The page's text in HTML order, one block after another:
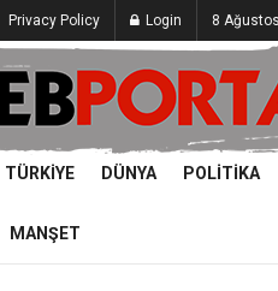
Privacy Policy Login 8
TÜRKIYE DÜNYA POLITIKA
MANŞET